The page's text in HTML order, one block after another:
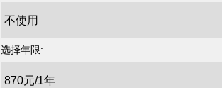
选择年限: